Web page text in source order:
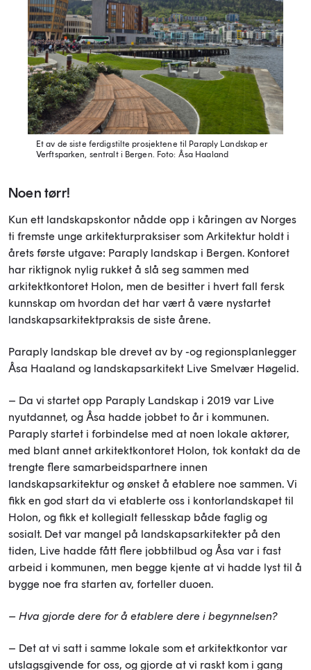
Et av de siste ferdigstilte prosjektene til Paraply Landskap er
Verftsparken, sentralt i Bergen. Foto: Åsa Haaland
Noen tørr!
Kun ett landskapskontor nådde opp i kåringen av Norges
ti fremste unge arkitekturpraksiser som Arkitektur holdt i
årets første utgave: Paraply landskap i Bergen. Kontoret
har riktignok nylig rukket å slå seg sammen med
arkitektkontoret Holon, men de besitter i hvert fall fersk
kunnskap om hvordan det har vært å være nystartet
landskapsarkitektpraksis de siste årene.
Paraply landskap ble drevet av by -og regionsplanlegger
Åsa Haaland og landskapsarkitekt Live Smelvær Høgelid.
– Da vi startet opp Paraply Landskap i 2019 var Live
nyutdannet, og Åsa hadde jobbet to år i kommunen.
Paraply startet i forbindelse med at noen lokale aktører,
med blant annet arkitektkontoret Holon, tok kontakt da de
trengte flere samarbeidspartnere innen
landskapsarkitektur og ønsket å etablere noe sammen. Vi
fikk en god start da vi etablerte oss i kontorlandskapet til
Holon, og fikk et kollegialt fellesskap både faglig og
sosialt. Det var mangel på landskapsarkitekter på den
tiden, Live hadde fått flere jobbtilbud og Åsa var i fast
arbeid i kommunen, men begge kjente at vi hadde lyst til å
bygge noe fra starten av, forteller duoen.
– Hva gjorde dere for å etablere dere i begynnelsen?
– Det at vi satt i samme lokale som et arkitektkontor var
utslagsgivende for oss, og gjorde at vi raskt kom i gang